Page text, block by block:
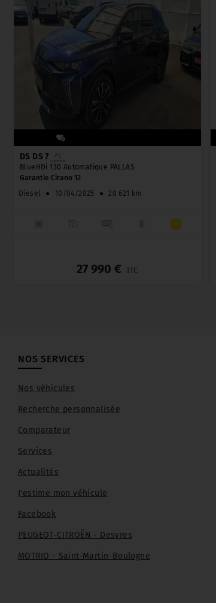
DS DS 7
BlueHDi 130 Automatique PALLAS
Garantie Cirano 12
Diesel
● 10/04/2025 ● 20 621 km
27 990 € TTC
NOS SERVICES
Nos véhicules
Recherche personnalisée
Comparateur
Services
Actualités
J'estime mon véhicule
Facebook
PEUGEOT-CITROËN - Desvres
MOTRIO - Saint-Martin-Boulogne